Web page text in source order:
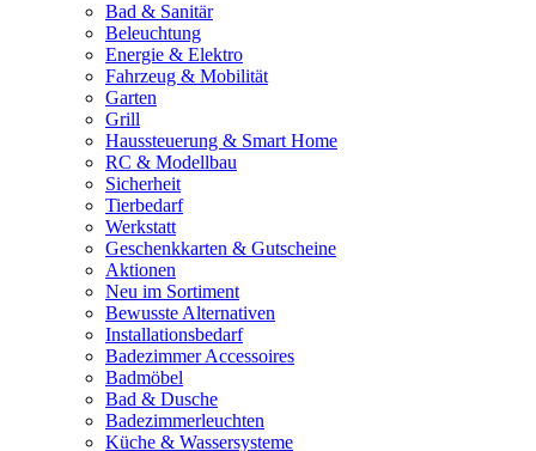
Bad & Sanitär
Beleuchtung
Energie & Elektro
Fahrzeug & Mobilität
Garten
Grill
Haussteuerung & Smart Home
RC & Modellbau
Sicherheit
Tierbedarf
Werkstatt
Geschenkkarten & Gutscheine
Aktionen
Neu im Sortiment
Bewusste Alternativen
Installationsbedarf
Badezimmer Accessoires
Badmöbel
Bad & Dusche
Badezimmerleuchten
Küche & Wassersysteme